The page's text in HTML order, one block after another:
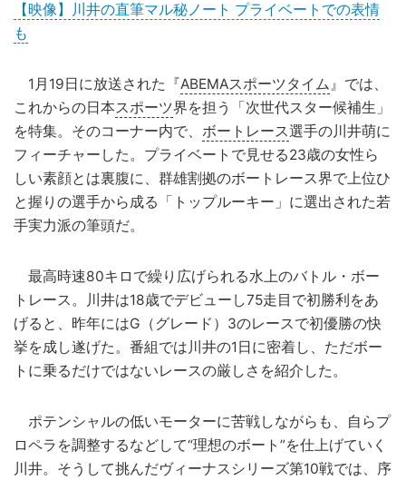
【映像】川井の直筆マル秘ノート プライベートでの表情
も
1月19日に放送された『ABEMAスポーツタイム』では、
これからの日本スポーツ界を担う「次世代スター候補生」
を特集。そのコーナー内で、 ボートレース選手の川井萌に
フィーチャーした。プライベートで見せる23歳の女性ら
しい素顔とは裏腹に、群雄割拠のボートレース界で上位ひ
と握りの選手から成る「トップルーキー」に選出された若
手実力派の筆頭だ。
最高時速80キロで繰り広げられる水上のバトル・ボー
トレース。川井は18歳でデビューし75走目で初勝利をあ
げると、昨年にはG（グレード）3のレースで初優勝の快
挙を成し遂げた。番組では川井の1日に密着し、ただボー
トに乗るだけではないレースの厳しさを紹介した。
ポテンシャルの低いモーターに苦戦しながらも、自らプ
ロペラを調整するなどして“理想のボート”を仕上げていく
川井。そうして挑んだヴィーナスシリーズ第10戦では、序